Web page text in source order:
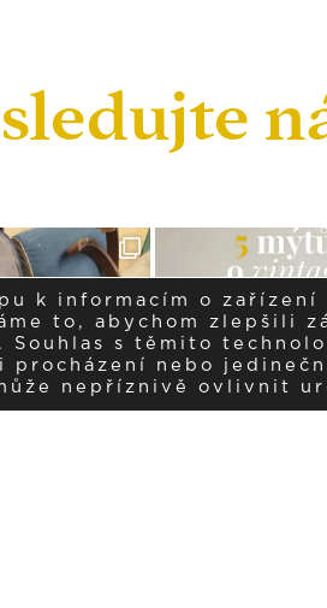
sledujte
k informacím o zařízení
to, abychom zlepšili
Souhlas s těmito
nebo
nepříznivě ovlivnit